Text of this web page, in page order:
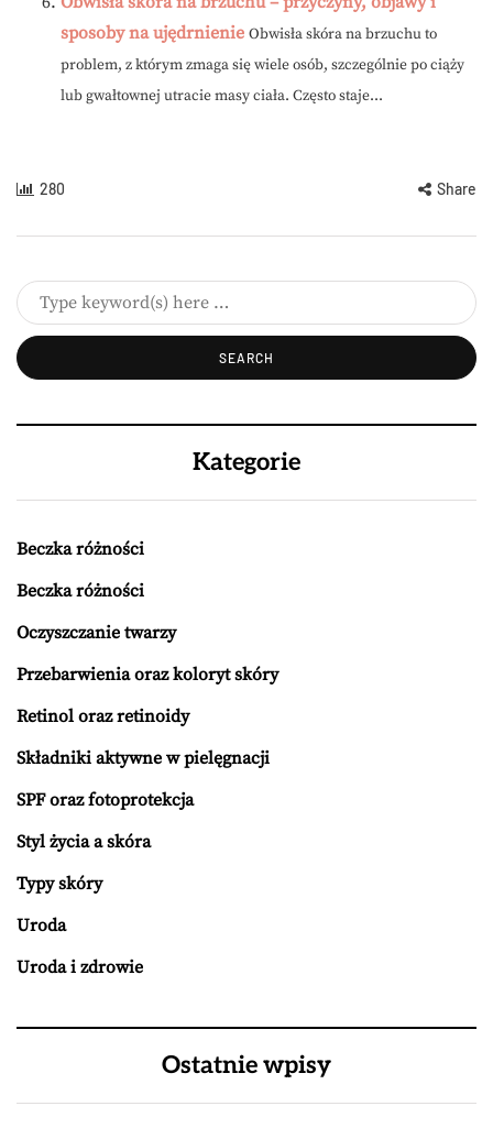
sposoby na ujędrnienie Obwisła skóra na brzuchu to
problem, z którym zmaga się wiele osób, szczególnie po ciąży
lub gwałtownej utracie masy ciała. Często staje...
280 Share
Kategorie
Beczka różności
Beczka różności
Oczyszczanie twarzy
Przebarwienia oraz koloryt skóry
Retinol oraz retinoidy
Składniki aktywne w pielęgnacji
SPF oraz fotoprotekcja
Styl życia a skóra
Typy skóry
Uroda
Uroda i zdrowie
Ostatnie wpisy